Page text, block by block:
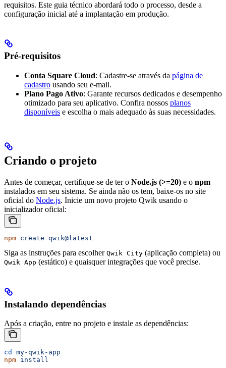
requisitos. Este guia técnico abordará todo o processo, desde a
configuração inicial até a implantação em produção.
Pré-requisitos
Conta Square Cloud: Cadastre-se através da página de
cadastro usando seu e-mail.
Plano Pago Ativo: Garante recursos dedicados e desempenho
otimizado para seu aplicativo. Confira nossos planos
disponíveis e escolha o mais adequado às suas necessidades.
Criando o projeto
Antes de começar, certifique-se de ter o Node.js (>=20) e o npm
instalados em seu sistema. Se ainda não os tem, baixe-os no site
oficial do Node.js. Inicie um novo projeto Qwik usando o
inicializador oficial:
npm create qwik@latest
Siga as instruções para escolher Qwik City (aplicação completa) ou
Qwik App (estático) e quaisquer integrações que você precise.
Instalando dependências
Após a criação, entre no projeto e instale as dependências:
cd
my-qwik-app
npm install